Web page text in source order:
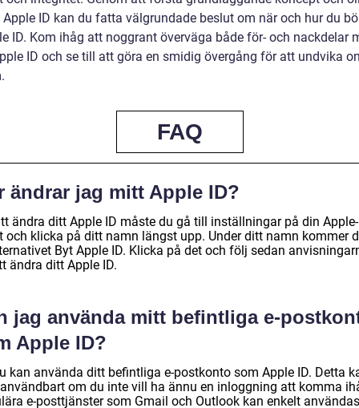
Apple ID kan du fatta välgrundade beslut om när och hur du
ID. Kom ihåg att noggrant överväga både för- och nackdelar
ID och se till att göra en smidig övergång för att undvika
FAQ
ändrar jag mitt Apple ID?
ändra ditt Apple ID måste du gå till inställningar på din Apple-
och klicka på ditt namn längst upp. Under ditt namn kommer
Byt Apple ID. Klicka på det och följ sedan
ändra ditt Apple ID.
jag använda mitt befintliga e-
Apple ID?
kan använda ditt befintliga e-postkonto som Apple ID. Detta
om du inte vill ha ännu en inloggning att komma
e-posttjänster som Gmail och Outlook kan enkelt användas